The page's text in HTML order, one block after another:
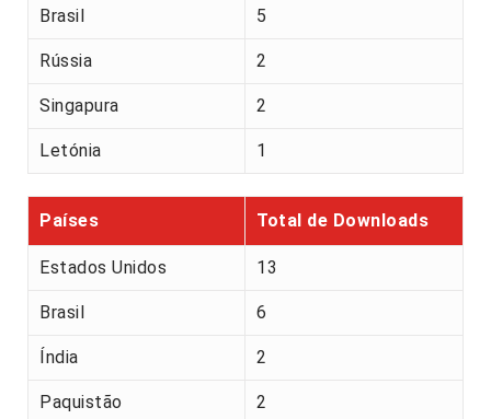
Brasil 5
Rússia 2
Singapura 2
Letónia 1
Países Total de Downloads
Estados Unidos 13
Brasil 6
Índia 2
Paquistão 2